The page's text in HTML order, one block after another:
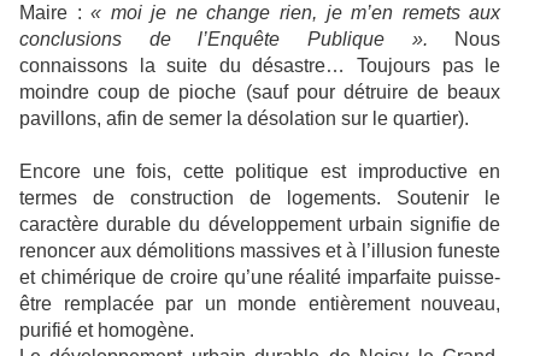
Maire :« moi je ne change rien, je m’en remets aux
conclusions de l’Enquête Publique ». Nous
connaissons la suite du désastre… Toujours pas le
moindre coup de pioche (sauf pour détruire de beaux
pavillons, afin de semer la désolation sur le quartier).
Encore une fois, cette politique est improductive en
termes de construction de logements. Soutenir le
caractère durable du développement urbain signifie de
renoncer aux démolitions massives et à l’illusion funeste
et chimérique de croire qu’une réalité imparfaite puisse-
être remplacée par un monde entièrement nouveau,
purifié et homogène.